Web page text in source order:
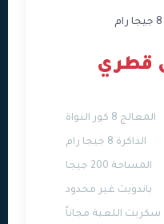
المعالج 8 كور النواة
الذاكرة 8 جيجا رام
المساحة 200 جيجا
باندويث غير محدود
سكربت اللعبة مجاناً